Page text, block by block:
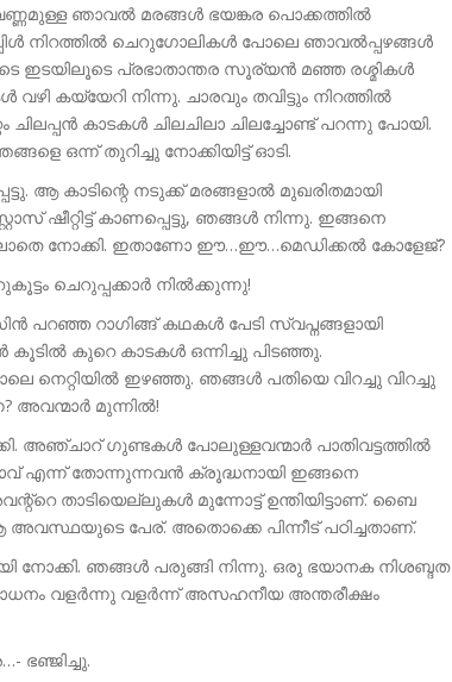
ഞാവൽ മരങ്ങൾ ഭയങ്കര പൊക്കത്തിൽ
നിറത്തിൽ ചെറുഗോലികൾ പോലെ ഞാവൽപ്പഴങ്ങൾ
ഇടയിലൂടെ പ്രഭാതാന്തര സൂര്യൻ മഞ്ഞ രശ്മികൾ
വഴി കയ്യേറി നിന്നു. ചാരവും തവിട്ടും നിറത്തിൽ
ചിലപ്പൻ കാടകൾ ചിലചിലാ ചിലച്ചോണ്ട് പറന്നു പോയി.
ഒന്ന് തുറിച്ചു നോക്കിയിട്ട് ഓടി.
ആ കാടിന്റെ നടുക്ക് മരങ്ങളാൽ മുഖരിതമായി
ഷീറ്റിട്ട് കാണപ്പെട്ടു, ഞങ്ങൾ നിന്നു. ഇങ്ങനെ
നോക്കി. ഇതാണോ ഈ…ഈ…മെഡിക്കൽ കോളേജ്?
ചെറുപ്പക്കാർ നിൽക്കുന്നു!
പറഞ്ഞ റാഗിങ്ങ് കഥകൾ പേടി സ്വപ്നങ്ങളായി
കുറെ കാടകൾ ഒന്നിച്ചു പിടഞ്ഞു.
നെറ്റിയിൽ ഇഴഞ്ഞു. ഞങ്ങൾ പതിയെ വിറച്ചു വിറച്ചു
അവന്മാർ മുന്നിൽ!
അഞ്ചാറ് ഗുണ്ടകൾ പോലുള്ളവന്മാർ പാതിവട്ടത്തിൽ
എന്ന് തോന്നുന്നവൻ ക്രൂദ്ധനായി ഇങ്ങനെ
താടിയെല്ലുകൾ മുന്നോട്ട് ഉന്തിയിട്ടാണ്. ബൈ
പേര്. അതൊക്കെ പിന്നീട് പഠിച്ചതാണ്.
നോക്കി. ഞങ്ങൾ പരുങ്ങി നിന്നു. ഒരു ഭയാനക നിശബ്ദത
വളർന്നു വളർന്ന് അസഹനീയ അന്തരീക്ഷം
ഭഞ്ജിച്ചു.